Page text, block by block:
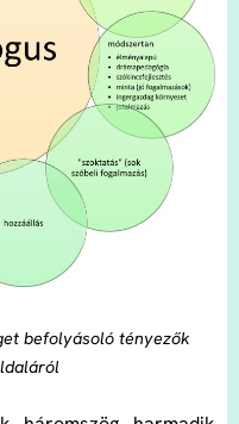
befolyásoló tényezők